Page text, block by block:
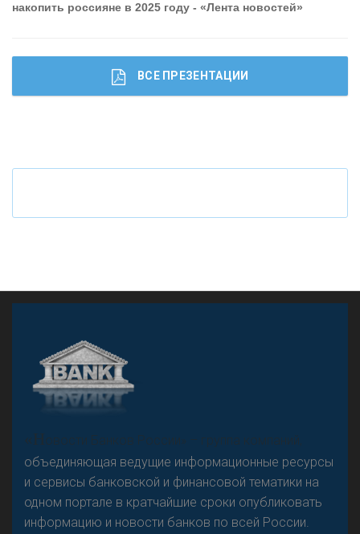
Резкого разворота на рынке автокредитов не
предвидится - «Интервью»
Что будет с наличными деньгами при цифровом
накопить россияне в 2025 году - «Лента новостей»
ВСЕ ПРЕЗЕНТАЦИИ
«Н
овости Банков России» – группа компаний,
объединяющая ведущие информационные ресурсы
и сервисы банковской и финансовой тематики на
одном портале в кратчайшие сроки опубликовать
информацию и новости банков по всей России.